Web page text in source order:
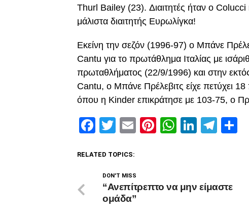
Thurl Bailey (23). Διαιτητές ήταν ο Colucci
μάλιστα διαιτητής Ευρωλίγκα!
Εκείνη την σεζόν (1996-97) ο Μπάνε
Cantu για το πρωτάθλημα Ιταλίας με
πρωταθλήματος (22/9/1996) και στην
Cantu, ο Μπάνε Πρέλεβιτς είχε πετύχει
όπου η Kinder επικράτησε με 103-75, ο
Facebook
Twitter
EmailPinterest
WhatsApp
LinkedIn
RELATED TOPICS:
DON'T MISS
“Ανεπίτρεπτο να μην είμαστε
ομάδα”